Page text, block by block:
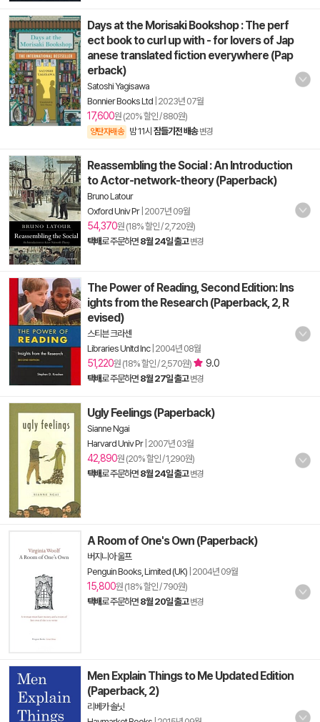
Days at the Morisaki Bookshop : The perf
ect book to curl up with - for lovers of Jap
anese translated fiction everywhere (Pap
erback)
Satoshi Yagisawa
Bonnier Books Ltd 2023년 07월
17,600원 (20% 할인 / 880원)
양탄자배송 밤 11시 잠들기전 배송 변경
Reassembling the Social : An Introduction
to Actor-network-theory (Paperback)
Bruno Latour
Oxford Univ Pr| 2007년 09월
54,370원 (18% 할인 / 2,720원)
택배로 주문하면 8월 24일 출고 변경
The Power of Reading, Second Edition: Ins
ights from the Research (Paperback, 2, R
evised)
스티븐 크라센
Libraries Unltd Inc| 2004년 08월
51,220원 (18% 할인 / 2,570원) 9.0
택배로 주문하면 8월 27일 출고 변경
Ugly Feelings (Paperback)
Sianne Ngai
Harvard Univ Pr| 2007년 03월
42,890원 (20% 할인 / 1,290원)
택배로 주문하면 8월 24일 출고 변경
A Room of One's Own (Paperback)
버지니아 울프
Penguin Books, Limited (UK) 2004년 09월
15,800원 (18% 할인 / 790원)
택배로 주문하면 8월 20일 출고 변경
Men Explain Things to Me Updated Edition
(Paperback, 2)
리베카 솔닛